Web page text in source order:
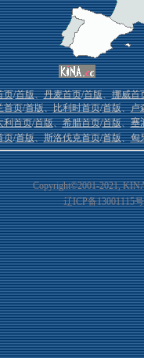
页/首版、丹麦首页/首版、挪威首
首页/首版、比利时首页/首版、卢
利首页/首版、希腊首页/首版、塞
页/首版、斯洛伐克首页/首版、匈
Copyright©2001-2021,
辽ICP备13001115